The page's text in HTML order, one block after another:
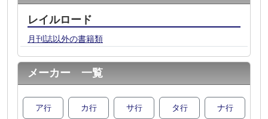
レイルロード
月刊誌以外の書籍類
メーカー 一覧
ア行 カ行 サ行 タ行 ナ行